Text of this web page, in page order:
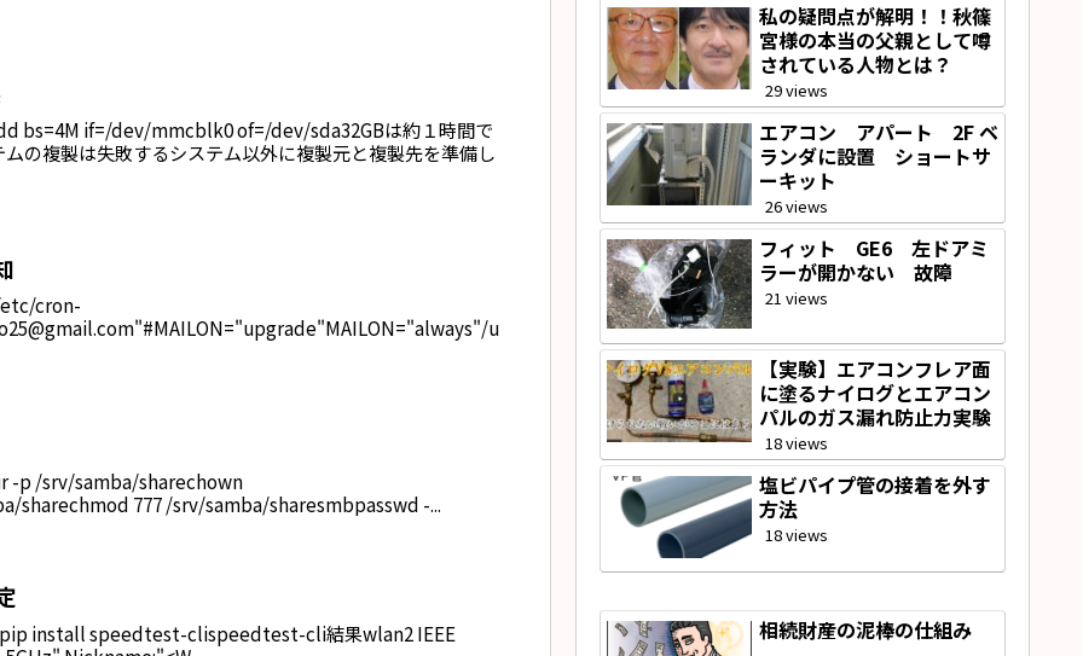
bs=4M if=/dev/mmcblk0 of=/dev/sda32GBは約１時間で
の複製は失敗するシステム以外に複製元と複製先を準備し
cron-
u
p /srv/samba/sharechown
sharechmod 777 /srv/samba/sharesmbpasswd -...
install speedtest-clispeedtest-cli結果wlan2 IEEE
私の疑問点が解明！！秋篠
宮様の本当の父親として噂
されている人物とは？
29 views
エアコン アパート 2F ベ
ランダに設置 ショートサ
ーキット
26 views
フィット GE6 左ドアミ
ラーが開かない 故障
21 views
【実験】エアコンフレア面
に塗るナイログとエアコン
パルのガス漏れ防止力実験
18 views
塩ビパイプ管の接着を外す
方法
18 views
相続財産の泥棒の仕組み